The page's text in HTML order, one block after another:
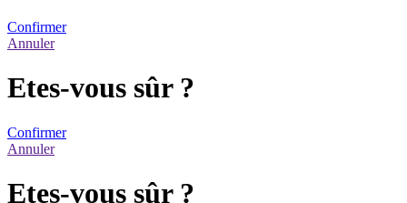
Confirmer
Annuler
Etes-vous sûr ?
Confirmer
Annuler
Etes-vous sûr ?